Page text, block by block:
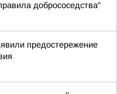
добрососедства"
предостережение